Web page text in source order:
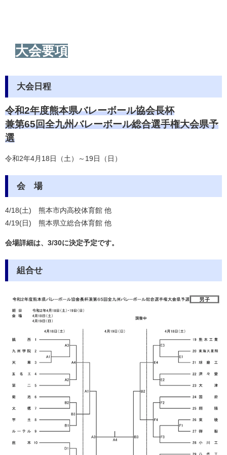
大会要項
大会日程
令和2年度熊本県バレーボール協会長杯
兼第65回全九州バレーボール総合選手権大会県予
選
令和2年4月18日（土）～19日（日）
会 場
4/18(土) 熊本市内高校体育館 他
4/19(日) 熊本県立総合体育館 他
会場詳細は、3/30に決定予定です。
組合せ